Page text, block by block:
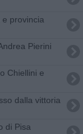
provincia
Pierini
Chiellini e
dalla vittoria
di Pisa